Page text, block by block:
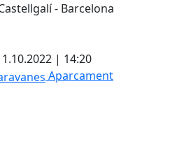
- Barcelona
| 14:20
Aparcament